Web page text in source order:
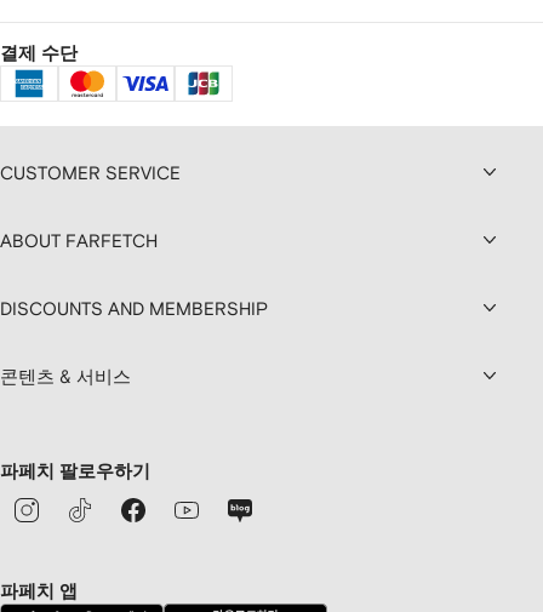
결제 수단
CUSTOMER SERVICE
ABOUT FARFETCH
DISCOUNTS AND MEMBERSHIP
콘텐츠 & 서비스
파페치 팔로우하기
파페치 앱